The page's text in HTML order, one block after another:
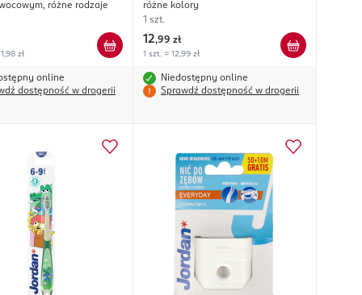
różne rodzaje
zł
online
dostępność w drogerii
różne kolory
1 szt.
12,99 zł
1 szt. = 12,99 zł
Niedostępny online
Sprawdź dostępność w drogerii